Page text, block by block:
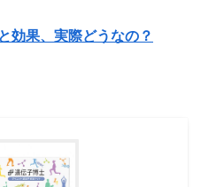
効果、実際どうなの？